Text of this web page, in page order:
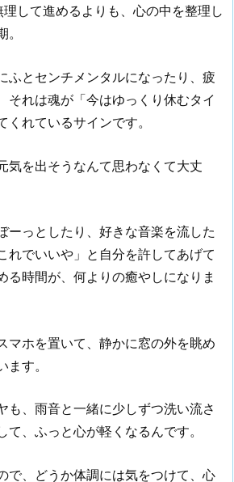
して進めるよりも、心の中を整理し
ふとセンチメンタルになったり、疲
それは魂が「今はゆっくり休むタイ
くれているサインです。
気を出そうなんて思わなくて大丈
ーっとしたり、好きな音楽を流した
れでいいや」と自分を許してあげて
る時間が、何よりの癒やしになりま
マホを置いて、静かに窓の外を眺め
す。
も、雨音と一緒に少しずつ洗い流さ
て、ふっと心が軽くなるんです。
で、どうか体調には気をつけて、心